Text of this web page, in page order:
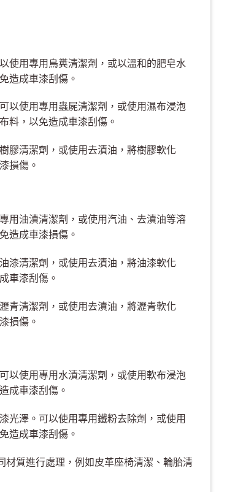
使用專用鳥糞清潔劑，或以溫和的肥皂水
造成車漆刮傷。
以使用專用蟲屍清潔劑，或使用濕布浸泡
料，以免造成車漆刮傷。
膠清潔劑，或使用去漬油，將樹膠軟化
損傷。
用油漬清潔劑，或使用汽油、去漬油等溶
造成車漆損傷。
漆清潔劑，或使用去漬油，將油漆軟化
車漆刮傷。
青清潔劑，或使用去漬油，將瀝青軟化
損傷。
以使用專用水漬清潔劑，或使用軟布浸泡
成車漆刮傷。
光澤。可以使用專用鐵粉去除劑，或使用
造成車漆刮傷。
材質進行處理，例如皮革座椅清潔、輪胎清